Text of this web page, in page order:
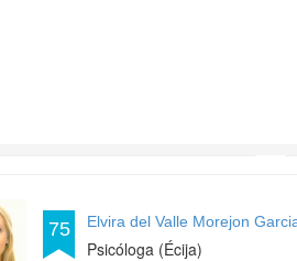
75 Elvira del Valle Morejon
Psicóloga (Écija)